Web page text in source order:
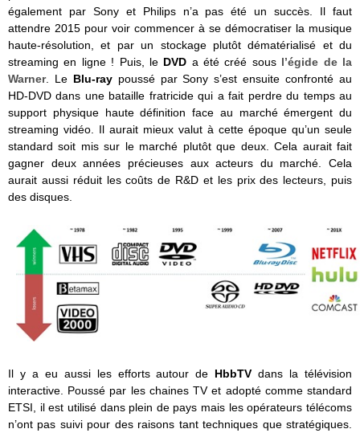
également par Sony et Philips n’a pas été un succès. Il faut
attendre 2015 pour voir commencer à se démocratiser la musique
haute-résolution, et par un stockage plutôt dématérialisé et du
streaming en ligne ! Puis, le DVD a été créé sous l’égide de la
Warner. Le Blu-ray poussé par Sony s’est ensuite confronté au
HD-DVD dans une bataille fratricide qui a fait perdre du temps au
support physique haute définition face au marché émergent du
streaming vidéo. Il aurait mieux valut à cette époque qu’un seule
standard soit mis sur le marché plutôt que deux. Cela aurait fait
gagner deux années précieuses aux acteurs du marché. Cela
aurait aussi réduit les coûts de R&D et les prix des lecteurs, puis
des disques.
Il y a eu aussi les efforts autour de HbbTV dans la télévision
interactive. Poussé par les chaines TV et adopté comme standard
ETSI, il est utilisé dans plein de pays mais les opérateurs télécoms
n’ont pas suivi pour des raisons tant techniques que stratégiques.